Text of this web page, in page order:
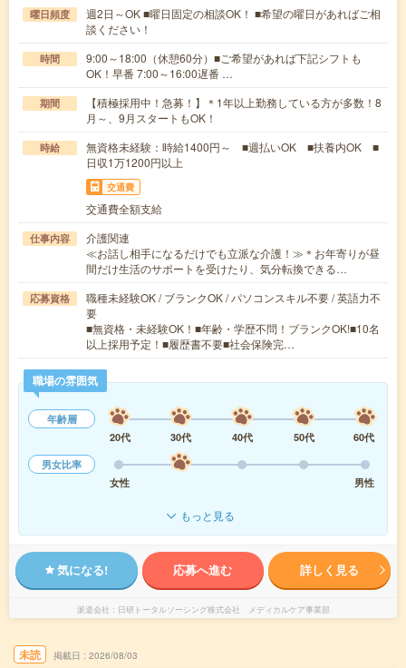
曜日頻度
週2日～OK ■曜日固定の相談OK！ ■希望の曜日があればご相
談ください！
時間
9:00～18:00（休憩60分）■ご希望があれば下記シフトも
OK！早番 7:00～16:00遅番 …
期間
【積極採用中！急募！】＊1年以上勤務している方が多数！8
月～、9月スタートもOK！
時給
無資格未経験：時給1400円～ ■週払いOK ■扶養内OK ■
日収1万1200円以上
交通費
交通費全額支給
仕事内容
介護関連
≪お話し相手になるだけでも立派な介護！≫＊お年寄りが昼
間だけ生活のサポートを受けたり、気分転換できる…
応募資格
職種未経験OK / ブランクOK / パソコンスキル不要 / 英語力不
要
■無資格・未経験OK！■年齢・学歴不問！ブランクOK!■10名
以上採用予定！■履歴書不要■社会保険完…
職場の雰囲気
年齢層
20代
30代 40代 50代
60代
男女比率
女性
男性
もっと見る
気になる! 応募へ進む 詳しく見る
派遣会社 日研トータルソーシング株式会社 メディカルケア事業部
未読 掲載日 2026/08/03